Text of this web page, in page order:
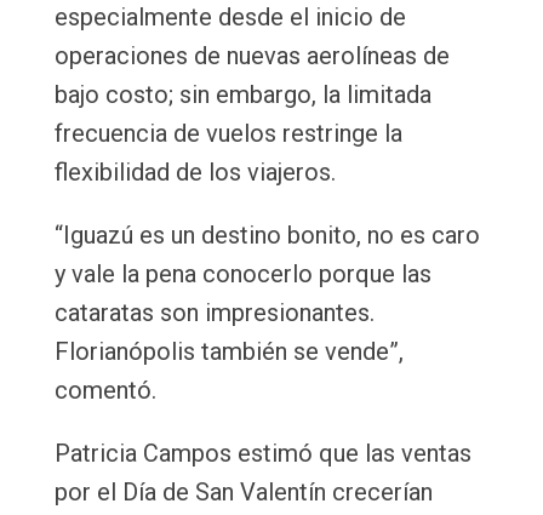
especialmente desde el inicio de
operaciones de nuevas aerolíneas de
bajo costo; sin embargo, la limitada
frecuencia de vuelos restringe la
flexibilidad de los viajeros.
“Iguazú es un destino bonito, no es caro
y vale la pena conocerlo porque las
cataratas son impresionantes.
Florianópolis también se vende”,
comentó.
Patricia Campos estimó que las ventas
por el Día de San Valentín crecerían